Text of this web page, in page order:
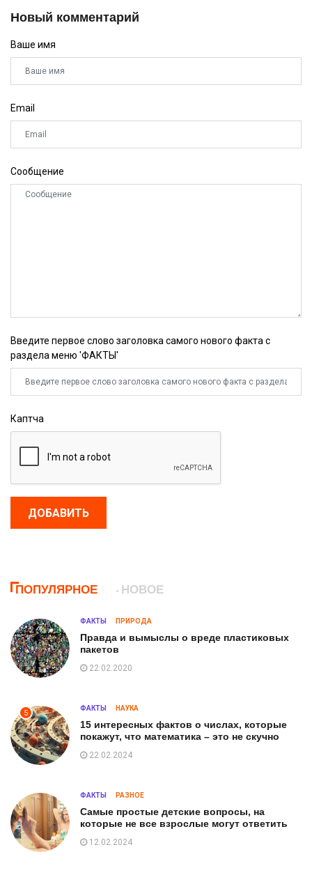
Новый комментарий
Ваше имя
Email
Сообщение
Введите первое слово заголовка самого нового факта с
раздела меню 'ФАКТЫ'
Каптча
ДОБАВИТЬ
ПОПУЛЯРНОЕ НОВОЕ
ФАКТЫ ПРИРОДА
Правда и вымыслы о вреде пластиковых
пакетов
22.02.2020
5
ФАКТЫ НАУКА
15 интересных фактов о числах, которые
покажут, что математика – это не скучно
22.02.2024
ФАКТЫ РАЗНОЕ
Самые простые детские вопросы, на
которые не все взрослые могут ответить
12.02.2024